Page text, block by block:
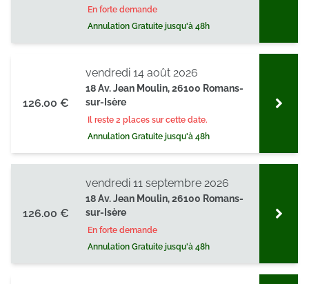
En forte demande
Annulation Gratuite jusqu'à 48h
126.00 €
18 Av. Jean Moulin, 26100 Romans-
sur-Isère
Il reste 2 places sur cette date.
Annulation Gratuite jusqu'à 48h
vendredi 14 août 2026
126.00 €
18 Av. Jean Moulin, 26100 Romans-
sur-Isère
En forte demande
Annulation Gratuite jusqu'à 48h
vendredi 11 septembre 2026